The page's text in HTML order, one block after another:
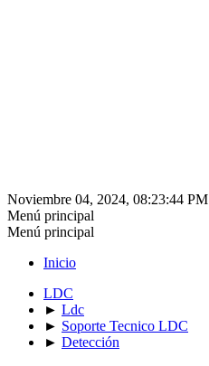
Noviembre 04, 2024, 08:23:44 PM
Menú principal
Menú principal
Inicio
LDC
► Ldc
► Soporte Tecnico LDC
► Detección